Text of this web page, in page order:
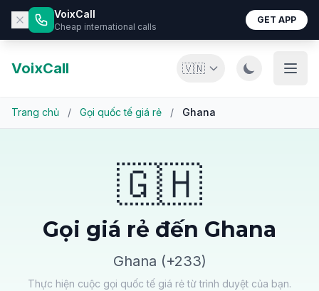
VoixCall
Cheap international calls
GET APP
VoixCall 🇻🇳
Trang chủ / Gọi quốc tế giá rẻ / Ghana
🇬🇭
Gọi giá rẻ đến Ghana
Ghana (+233)
Thực hiện cuộc gọi quốc tế giá rẻ từ trình duyệt của bạn.